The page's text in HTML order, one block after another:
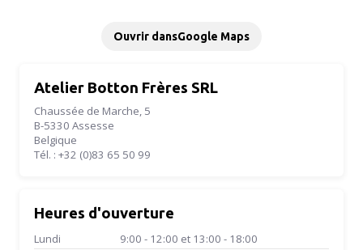
Ouvrir dansGoogle Maps
Atelier Botton Frères SRL
Chaussée de Marche, 5
B-5330 Assesse
Belgique
Tél. : +32 (0)83 65 50 99
Heures d'ouverture
Lundi
9:00 - 12:00 et 13:00 - 18:00